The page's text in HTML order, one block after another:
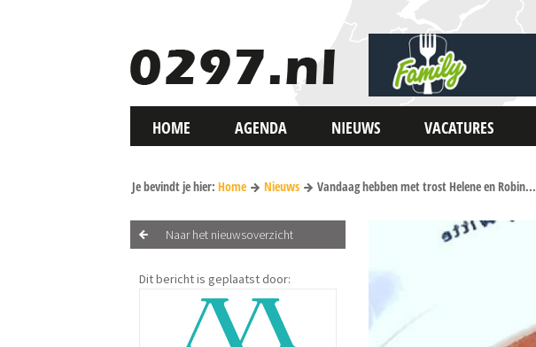
HOME AGENDA NIEUWS VACATURES
Je bevindt je hier: Home Nieuws Vandaag hebben met trost Helene en Robin...
Naar het nieuwsoverzicht
Dit bericht is geplaatst door: